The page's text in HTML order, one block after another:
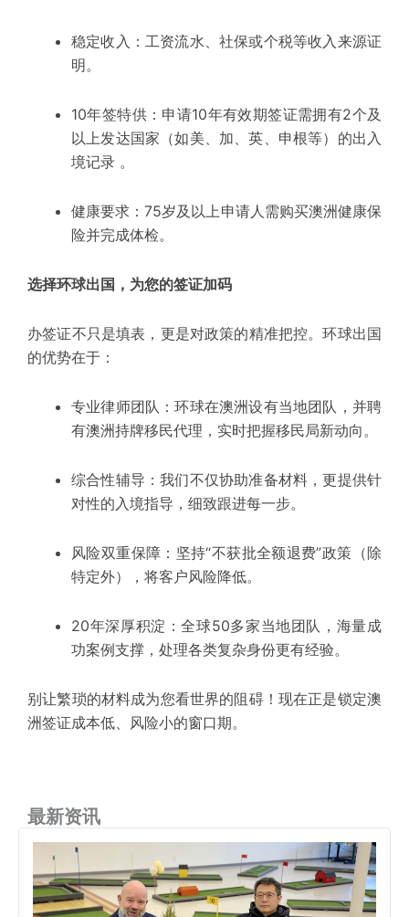
稳定收入： 工资流水、社保或个税等收入来源证
明。
10年签特供： 申请10年有效期签证需拥有2个及
以上发达国家（如美、加、英、申根等）的出入
境记录 。
健康要求：75岁及以上申请人需购买澳洲健康保
险并完成体检。
选择环球出国，为您的签证加码
办签证不只是填表，更是对政策的精准把控。环球出国
的优势在于：
专业律师团队：环球在澳洲设有当地团队 ，并聘
有澳洲持牌移民代理 ，实时把握移民局新动向。
综合性辅导：我们不仅协助准备材料，更提供针
对性的入境指导，细致跟进每一步。
风险双重保障：坚持“不获批全额退费”政策（除
特定外），将客户风险降低。
20年深厚积淀：全球50多家当地团队 ，海量成
功案例支撑，处理各类复杂身份更有经验。
别让繁琐的材料成为您看世界的阻碍！现在正是锁定澳
洲签证成本低、风险小的窗口期。
最新资讯